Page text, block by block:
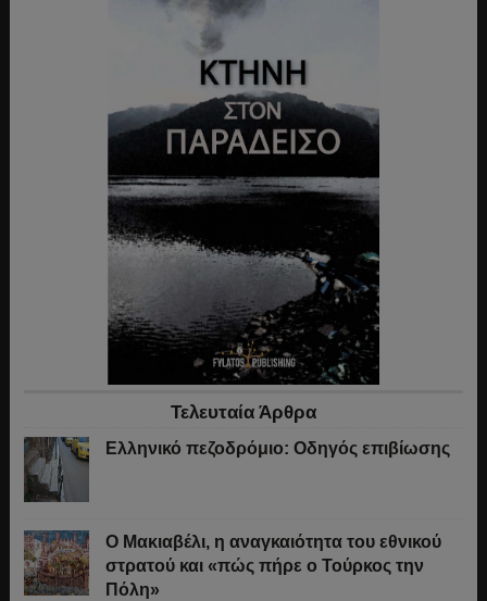
Τελευταία Άρθρα
Ελληνικό πεζοδρόμιο: Οδηγός επιβίωσης
Ο Μακιαβέλι, η αναγκαιότητα του εθνικού
στρατού και «πώς πήρε ο Τούρκος την
Πόλη»